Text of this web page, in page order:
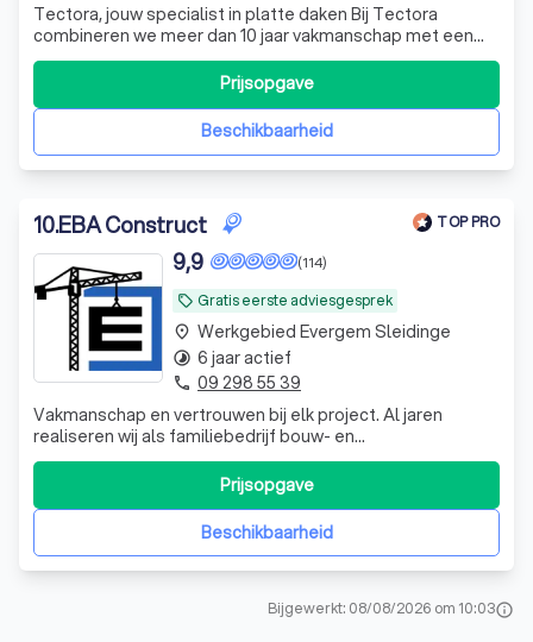
Tectora, jouw specialist in platte daken Bij Tectora
combineren we meer dan 10 jaar vakmanschap met een
persoonlijke aanpak. Als familiaal dakbedrijf zijn we
gespecialiseerd in de aanleg, renovatie en het onderhoud
van platte daken voor particulieren, architecten,
bouwondernemingen en bedrijven. W
Beschikbaarheid
Prijsopgave
10.EBA Construct TOP PRO
local_offer Gratis eerste adviesgesprek
(114)
9,9
Vakmanschap en vertrouwen bij elk project. Al jaren
realiseren wij als familiebedrijf bouw- en
renovatieprojecten voor zowel particulieren als
professionele partners. Met oog voor detail, duidelijke
communicatie en een efficiënte uitvoering zorgen wij voor
duurzame resultaten waar onze klanten op k
Beschikbaarheid
Prijsopgave
place Werkgebied Evergem Sleidinge
timelapse 6 jaar actief
phone 09 298 55 39
Bijgewerkt: 08/08/2026 om 10:03info